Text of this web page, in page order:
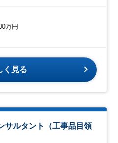
万円
く見る
サルタント（工事品目領